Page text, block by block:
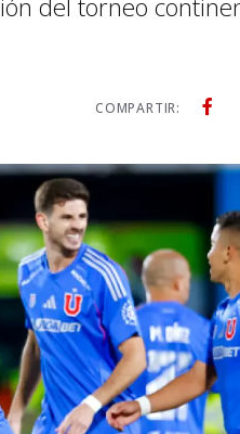
del torneo
COMPARTIR: